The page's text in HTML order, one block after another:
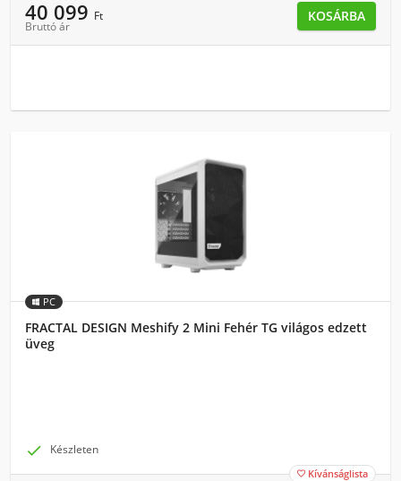
40 099 Ft
Bruttó ár
KOSÁRBA
PC
FRACTAL DESIGN Meshify 2 Mini Fehér TG világos edzett
üveg
 Készleten
 Kívánságlista